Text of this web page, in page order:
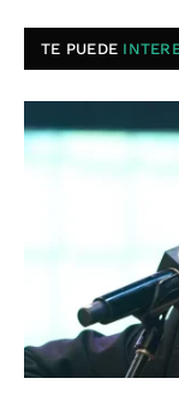
TE PUEDE